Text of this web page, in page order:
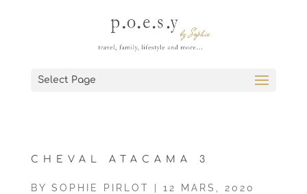
Select Page
CHEVAL ATACAMA 3
BY SOPHIE PIRLOT 12 MARS, 2020